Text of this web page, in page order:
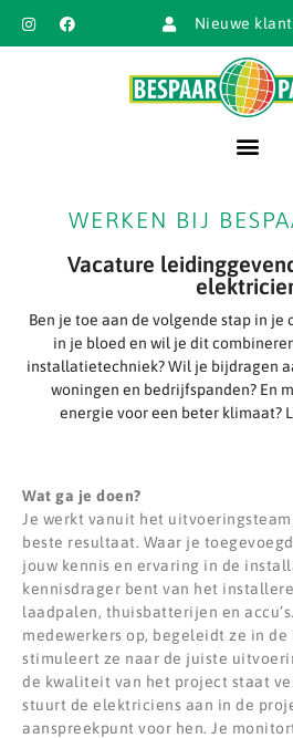
Nieuwe
WERKEN BIJ
Vacature
Ben je toe aan de volgende stap in
in je bloed en wil je dit
installatietechniek? Wil je bijdragen
woningen en bedrijfspanden? En
energie voor een beter klimaat?
Wat ga je doen?
Je werkt vanuit het
beste resultaat. Waar je
jouw kennis en ervaring in de
kennisdrager bent van het
laadpalen, thuisbatterijen en
medewerkers op, begeleidt ze in
stimuleert ze naar de juiste
de kwaliteit van het project staat
stuurt de elektriciens aan in de
aanspreekpunt voor hen. Je